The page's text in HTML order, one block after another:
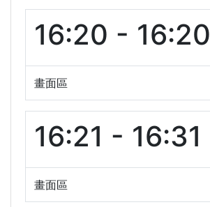
16:20 - 16:20
畫面區
16:21 - 16:31
畫面區